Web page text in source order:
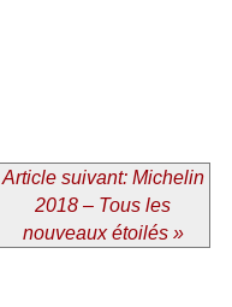
Article suivant: Michelin
2018 – Tous les
nouveaux étoilés »